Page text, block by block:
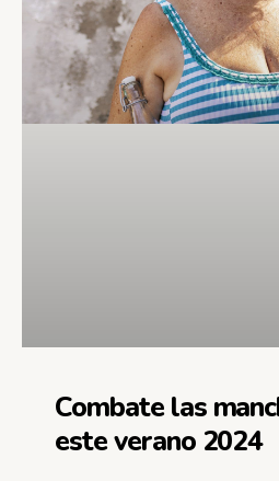
Combate las
este verano 2024